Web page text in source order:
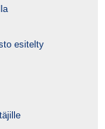
esitelty